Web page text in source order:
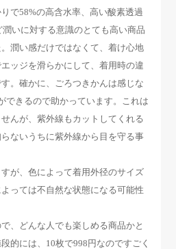
で58%の高含水率、高い酸素透過
いに対する意識のとても高い商品
潤い感だけではなくて、着け心地
ッジを滑らかにして、着用時の違
。確かに、ごろつきかんは感じな
できるので助かっています。これは
んが、紫外線もカットしてくれる
ないうちに紫外線から目を守る事
が、色によって着用外径のサイズ
っては不自然な状態になる可能性
、どんな人でも楽しめる商品かと
的には、10枚で998円なのですごく